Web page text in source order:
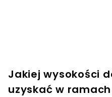
Jakiej wysokości
uzyskać w